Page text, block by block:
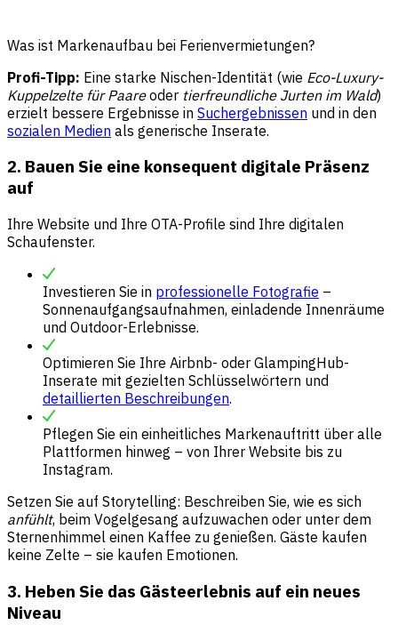
Was ist Markenaufbau bei Ferienvermietungen?
Profi-Tipp: Eine starke Nischen-Identität (wie Eco-Luxury-
Kuppelzelte für Paareoder tierfreundliche Jurten im Wald)
erzielt bessere Ergebnisse in Suchergebnissen und in den
sozialen Medien als generische Inserate.
2. Bauen Sie eine konsequent digitale Präsenz
auf
Ihre Website und Ihre OTA-Profile sind Ihre digitalen
Schaufenster.
Investieren Sie in professionelle Fotografie –
Sonnenaufgangsaufnahmen, einladende Innenräume
und Outdoor-Erlebnisse.
Optimieren Sie Ihre Airbnb- oder GlampingHub-
Inserate mit gezielten Schlüsselwörtern und
detaillierten Beschreibungen.
Pflegen Sie ein einheitliches Markenauftritt über alle
Plattformen hinweg – von Ihrer Website bis zu
Instagram.
Setzen Sie auf Storytelling: Beschreiben Sie, wie es sich
anfühlt, beim Vogelgesang aufzuwachen oder unter dem
Sternenhimmel einen Kaffee zu genießen. Gäste kaufen
keine Zelte – sie kaufen Emotionen.
3. Heben Sie das Gästeerlebnis auf ein neues
Niveau